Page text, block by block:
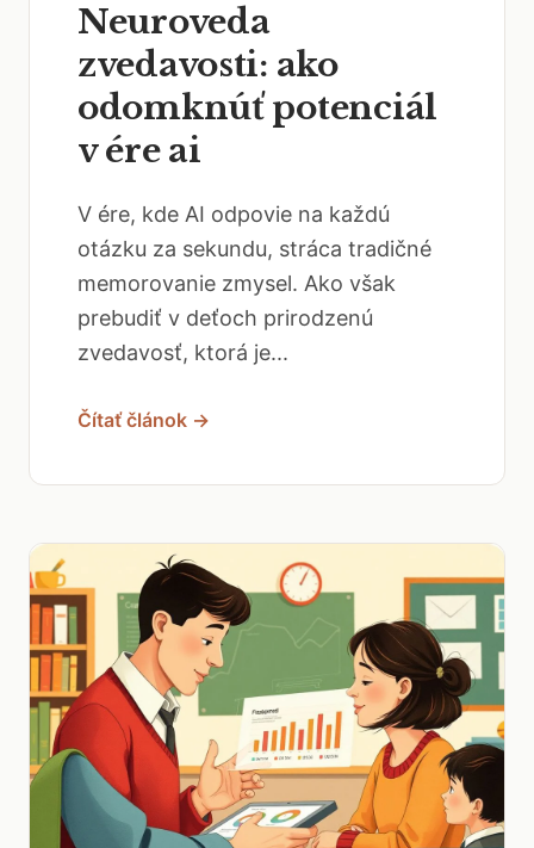
Neuroveda
zvedavosti: ako
odomknúť potenciál
v ére ai
V ére, kde AI odpovie na každú
otázku za sekundu, stráca tradičné
memorovanie zmysel. Ako však
prebudiť v deťoch prirodzenú
zvedavosť, ktorá je...
Čítať článok →